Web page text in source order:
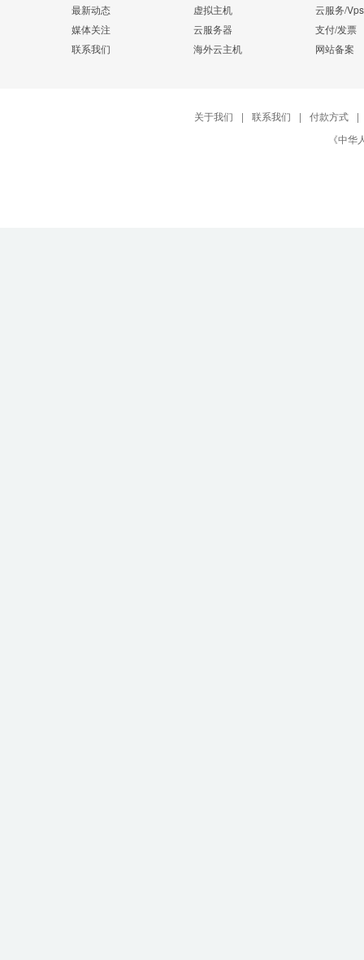
最新动态
媒体关注
联系我们
虚拟主机
云服务器
海外云主机
云服务/Vps
支付/发票
网站备案
关于我们 | 联系我们 | 付款方式
|
《中